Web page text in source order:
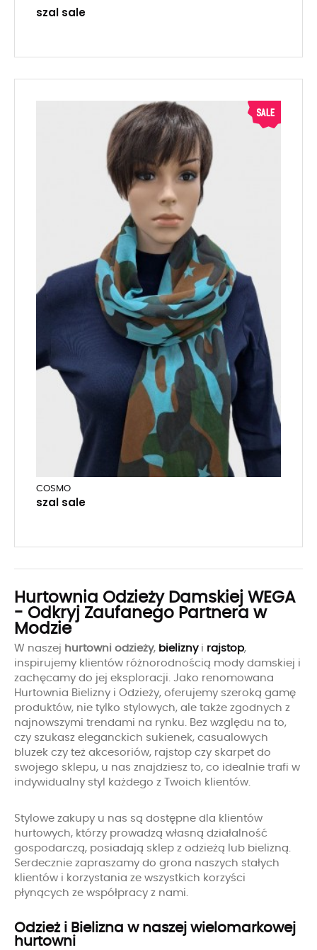
szal sale
COSMO
szal sale
Hurtownia Odzieży Damskiej WEGA
- Odkryj Zaufanego Partnera w
Modzie
W naszej hurtowni odzieży, bieliznyi rajstop,
inspirujemy klientów różnorodnością mody damskiej i
zachęcamy do jej eksploracji. Jako renomowana
Hurtownia Bielizny i Odzieży, oferujemy szeroką gamę
produktów, nie tylko stylowych, ale także zgodnych z
najnowszymi trendami na rynku. Bez względu na to,
czy szukasz eleganckich sukienek, casualowych
bluzek czy też akcesoriów, rajstop czy skarpet do
swojego sklepu, u nas znajdziesz to, co idealnie trafi w
indywidualny styl każdego z Twoich klientów.
Stylowe zakupy u nas są dostępne dla klientów
hurtowych, którzy prowadzą własną działalność
gospodarczą, posiadają sklep z odzieżą lub bielizną.
Serdecznie zapraszamy do grona naszych stałych
klientów i korzystania ze wszystkich korzyści
płynących ze współpracy z nami.
Odzież i Bielizna w naszej wielomarkowej
hurtowni